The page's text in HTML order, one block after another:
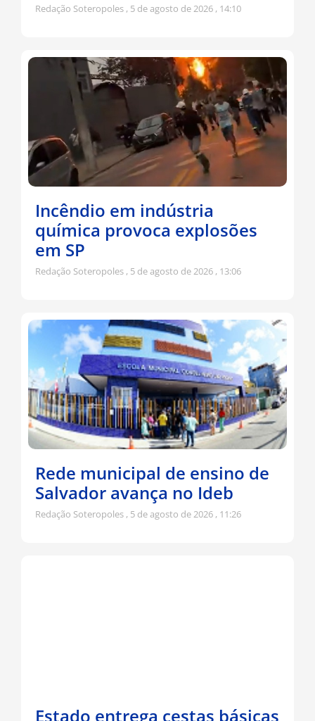
Redação Soteropoles 5 de agosto de 2026 14:10
Incêndio em indústria
química provoca explosões
em SP
Redação Soteropoles 5 de agosto de 2026 13:06
Rede municipal de ensino de
Salvador avança no Ideb
Redação Soteropoles 5 de agosto de 2026 11:26
Estado entrega cestas básicas